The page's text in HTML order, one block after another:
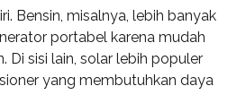
Bensin, misalnya, lebih banyak
portabel karena mudah
Di sisi lain, solar lebih populer
yang membutuhkan daya